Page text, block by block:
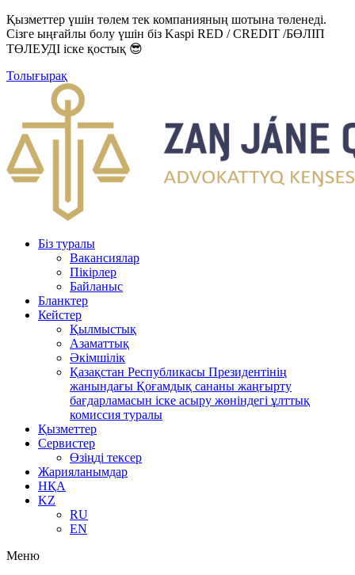
Қызметтер үшін төлем тек компанияның шотына төленеді.
Сізге ыңғайлы болу үшін біз Kaspi RED / CREDIT /БӨЛІП
ТӨЛЕУДІ іске қостық 😎
Толығырақ
Біз туралы
Вакансиялар
Пікірлер
Байланыс
Бланктер
Кейстер
Қылмыстық
Азаматтық
Әкімшілік
Қазақстан Республикасы Президентінің
жанындағы Қоғамдық сананы жаңғырту
бағдарламасын іске асыру жөніндегі ұлттық
комиссия туралы
Қызметтер
Сервистер
Өзіңді тексер
Жарияланымдар
НҚА
KZ
RU
EN
Меню